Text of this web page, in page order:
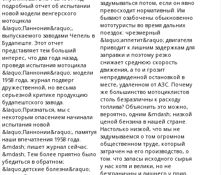
подробный отчет об испытании
новой модели венгерского
мотоцикла
&laquo;Паннония&raquo;,
выпускаемого заводами Чепель в
Будапеште. Этот отчет
представляет тем больший
интерес, что два года назад,
проведя испытания мотоцикла
&laquo;Паннония&raquo; модели
1958 года, журнал подверг
дружественной, но весьма
серьезной критике продукцию
будапештского завода.
&laquo;Признаться, мы с
некоторым опасением начинали
испытания новой
&laquo;Паннонии&raquo;, памятуя
наши впечатления 1958 года.
&mdash; пишет журнал сейчас.
&mdash; Тем более приятно было
убедиться в обратном;
&laquo;детские болезни&raquo;
задумываться потом, если он явно
превосходит нормативный. Им
бывают озабочены обыкновенно
мототуристы во время дальних
поездок: чрезмерный
&laquo;аппетит&raquo; двигателя
приводит к лишним задержкам для
заправки и поэтому резко
снижает среднюю скорость
движения, а то и грозит
непредвиденной остановкой в
месте, удаленном от АЗС. Почему
же большинство мотоциклистов
столь безразличны к расходу
топлива? Объяснить это можно,
вероятно, одним &mdash; низкой
ценой бензина в нашей стране.
Настолько низкой, что мы не
задумываемся о том огромном
общественном труде, который
затрачен на его производство, о
том. что запасы исходного сырья
у нас хотя и велики, но не
безграничны и лишнего у прир...